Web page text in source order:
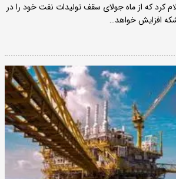
کرد که از ماه جولای سقف تولیدات نفت خود را در